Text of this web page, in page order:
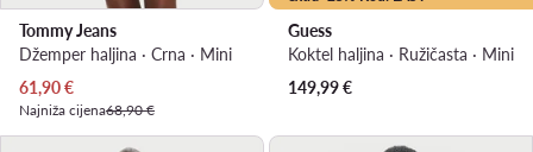
Tommy Jeans
Džemper haljina · Crna · Mini
Trenutna cijena
61,90€
Najniža cijena68,90 €
Guess
Koktel haljina · Ružičasta · Mini
149,99€